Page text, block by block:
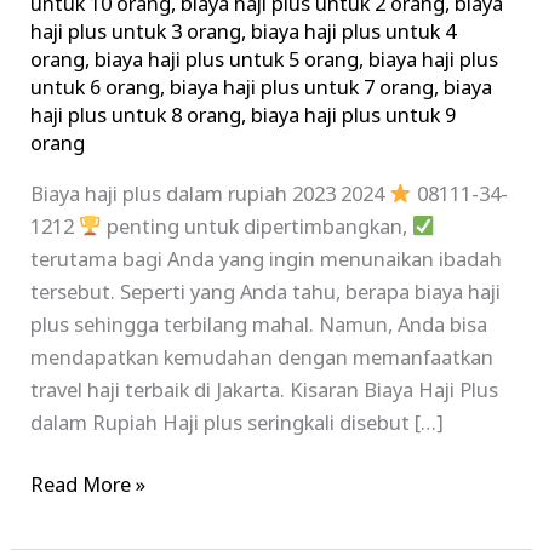
untuk 10 orang, biaya haji plus untuk 2 orang, biaya
haji plus untuk 3 orang, biaya haji plus untuk 4
orang, biaya haji plus untuk 5 orang, biaya haji plus
untuk 6 orang, biaya haji plus untuk 7 orang, biaya
haji plus untuk 8 orang, biaya haji plus untuk 9
orang
Biaya haji plus dalam rupiah 2023 2024
08111-34-
1212
penting untuk dipertimbangkan,
terutama bagi Anda yang ingin menunaikan ibadah
tersebut. Seperti yang Anda tahu, berapa biaya haji
plus sehingga terbilang mahal. Namun, Anda bisa
mendapatkan kemudahan dengan memanfaatkan
travel haji terbaik di Jakarta. Kisaran Biaya Haji Plus
dalam Rupiah Haji plus seringkali disebut […]
Read More »